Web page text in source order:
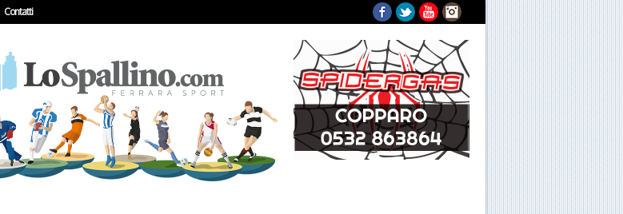
Contatti Facebook
TwitterYouTubeInstagram